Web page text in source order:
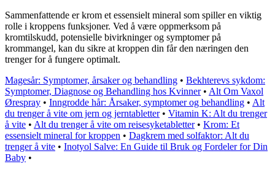
Sammenfattende er krom et essensielt mineral som spiller en viktig
rolle i kroppens funksjoner. Ved å være oppmerksom på
kromtilskudd, potensielle bivirkninger og symptomer på
krommangel, kan du sikre at kroppen din får den næringen den
trenger for å fungere optimalt.
Magesår: Symptomer, årsaker og behandling • Bekhterevs sykdom:
Symptomer, Diagnose og Behandling hos Kvinner• Alt Om Vaxol
Ørespray • Inngrodde hår: Årsaker, symptomer og behandling • Alt
du trenger å vite om jern og jerntabletter• Vitamin K: Alt du trenger
å vite • Alt du trenger å vite om reisesyketabletter• Krom: Et
essensielt mineral for kroppen • Dagkrem med solfaktor: Alt du
trenger å vite • Inotyol Salve: En Guide til Bruk og Fordeler for Din
Baby •